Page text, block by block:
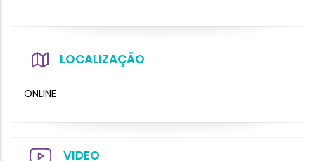
LOCALIZAÇÃO
ONLINE
VIDEO